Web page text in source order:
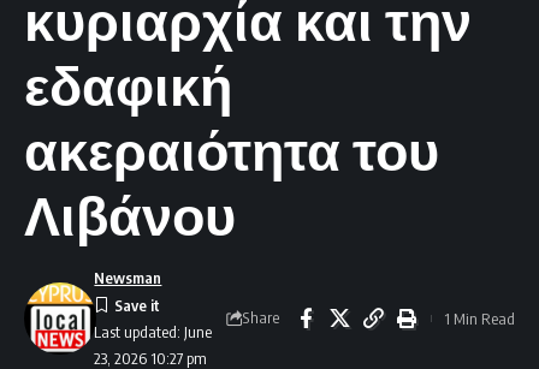
κυριαρχία και την
εδαφική
ακεραιότητα του
Λιβάνου
Last updated: June
23, 2026 10:27 pm
Newsman
Share 1 Min Read